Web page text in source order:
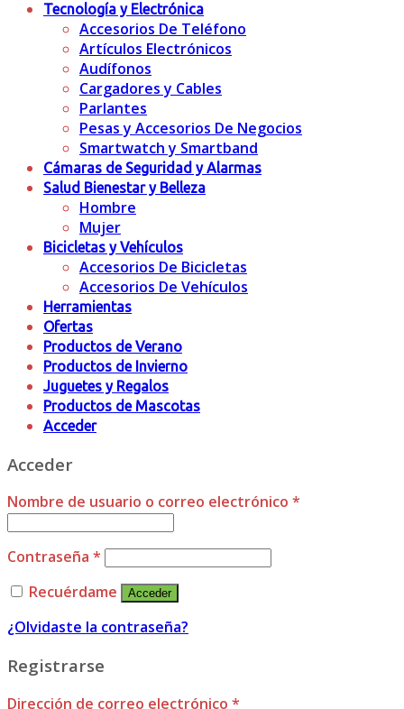
Tecnología y Electrónica
Accesorios De Teléfono
Artículos Electrónicos
Audífonos
Cargadores y Cables
Parlantes
Pesas y Accesorios De Negocios
Smartwatch y Smartband
Cámaras de Seguridad y Alarmas
Salud Bienestar y Belleza
Hombre
Mujer
Bicicletas y Vehículos
Accesorios De Bicicletas
Accesorios De Vehículos
Herramientas
Ofertas
Productos de Verano
Productos de Invierno
Juguetes y Regalos
Productos de Mascotas
Acceder
Acceder
Nombre de usuario o correo electrónico *
Contraseña *
Recuérdame
Acceder
¿Olvidaste la contraseña?
Registrarse
Dirección de correo electrónico *